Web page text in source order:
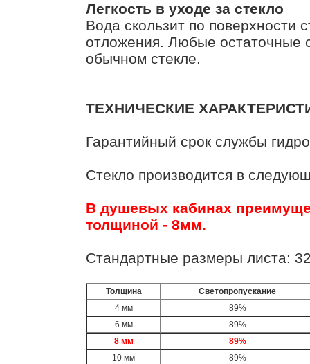
Легкость в уходе за стекло
Вода скользит по поверхности
отложения. Любые остаточные
обычном стекле.
ТЕХНИЧЕСКИЕ
Гарантийный срок службы
Стекло производится в
В душевых кабинах
толщиной - 8мм.
Стандартные размеры листа:
Толщина
Светопропускание
4 мм
89%
6 мм
89%
8 мм
89%
10 мм
89%